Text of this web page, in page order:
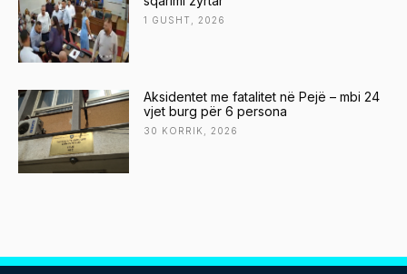
1 GUSHT, 2026
Aksidentet me fatalitet në Pejë – mbi 24
vjet burg për 6 persona
30 KORRIK, 2026